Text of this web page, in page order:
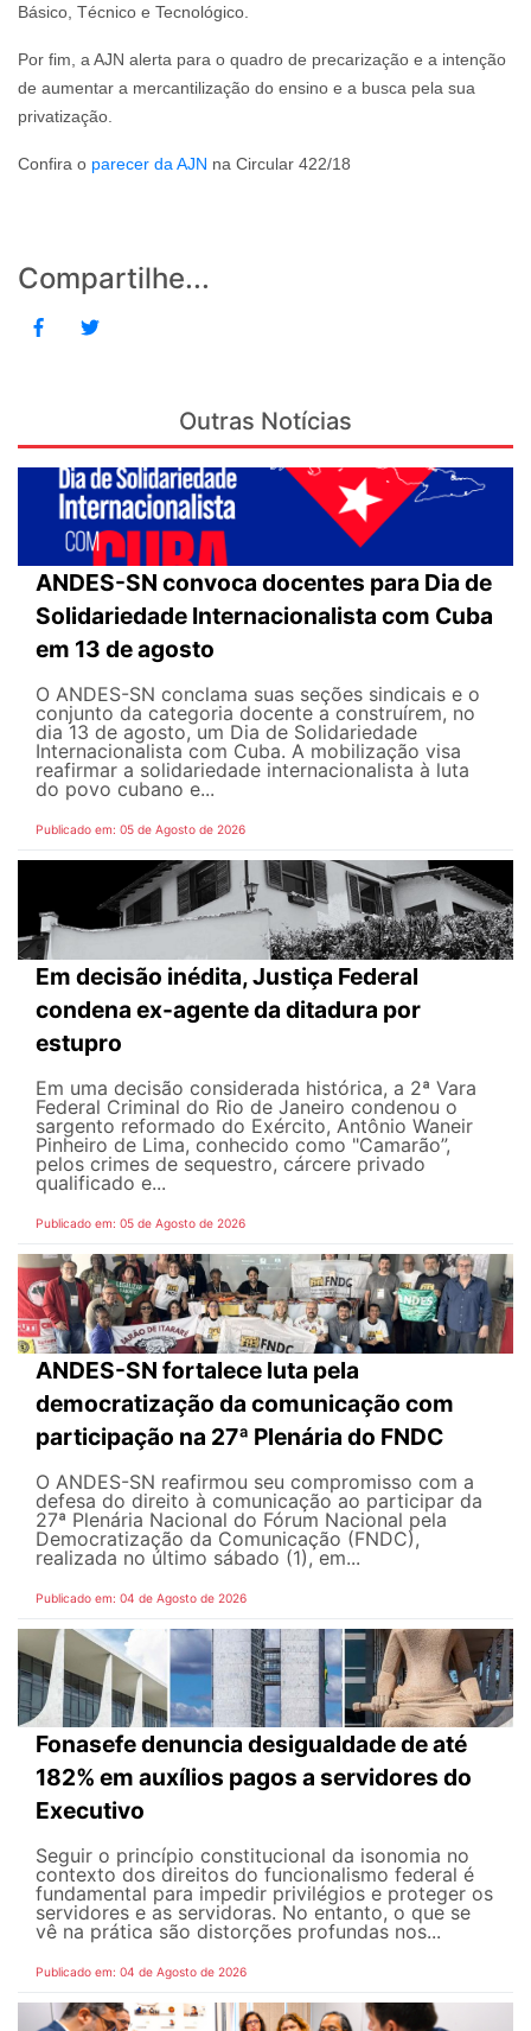
Básico, Técnico e Tecnológico.
Por fim, a AJN alerta para o quadro de precarização e a intenção
de aumentar a mercantilização do ensino e a busca pela sua
privatização.
Confira o parecer da AJN na Circular 422/18
Compartilhe...
Outras Notícias
ANDES-SN convoca docentes para Dia de
Solidariedade Internacionalista com Cuba
em 13 de agosto
O ANDES-SN conclama suas seções sindicais e o
conjunto da categoria docente a construírem, no
dia 13 de agosto, um Dia de Solidariedade
Internacionalista com Cuba. A mobilização visa
reafirmar a solidariedade internacionalista à luta
do povo cubano e...
Publicado em: 05 de Agosto de 2026
Em decisão inédita, Justiça Federal
condena ex-agente da ditadura por
estupro
Em uma decisão considerada histórica, a 2ª Vara
Federal Criminal do Rio de Janeiro condenou o
sargento reformado do Exército, Antônio Waneir
Pinheiro de Lima, conhecido como "Camarão”,
pelos crimes de sequestro, cárcere privado
qualificado e...
Publicado em: 05 de Agosto de 2026
ANDES-SN fortalece luta pela
democratização da comunicação com
participação na 27ª Plenária do FNDC
O ANDES-SN reafirmou seu compromisso com a
defesa do direito à comunicação ao participar da
27ª Plenária Nacional do Fórum Nacional pela
Democratização da Comunicação (FNDC),
realizada no último sábado (1), em...
Publicado em: 04 de Agosto de 2026
Fonasefe denuncia desigualdade de até
182% em auxílios pagos a servidores do
Executivo
Seguir o princípio constitucional da isonomia no
contexto dos direitos do funcionalismo federal é
fundamental para impedir privilégios e proteger os
servidores e as servidoras. No entanto, o que se
vê na prática são distorções profundas nos...
Publicado em: 04 de Agosto de 2026